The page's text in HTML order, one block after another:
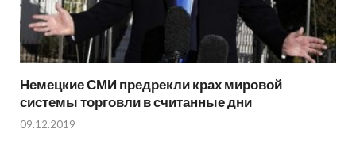
Немецкие СМИ предрекли крах мировой
системы торговли в считанные дни
09.12.2019